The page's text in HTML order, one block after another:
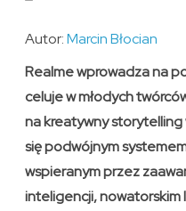
Autor:Marcin Błocian
Realme wprowadza na
celuje w młodych
na kreatywny storytelling
się podwójnym
wspieranym przez
inteligencji,